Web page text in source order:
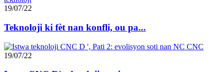
19/07/22
Teknoloji ki fèt nan konfli, ou pa...
19/07/22